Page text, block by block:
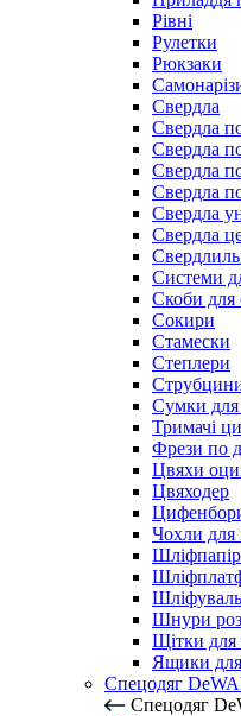
Рівні
Рулетки
Рюкзаки
Свердла
Свердла
Свердла
Свердла
Свердла
Свердла
Свердла
Системи
Скоби для
Сокири
Стамески
Степлери
Сумки для
Тримачі
Фрези по
Цвяхи
Цвяходер
Чохли для
Шнури
Щітки для
Ящики для
Спецодяг
Спецодяг